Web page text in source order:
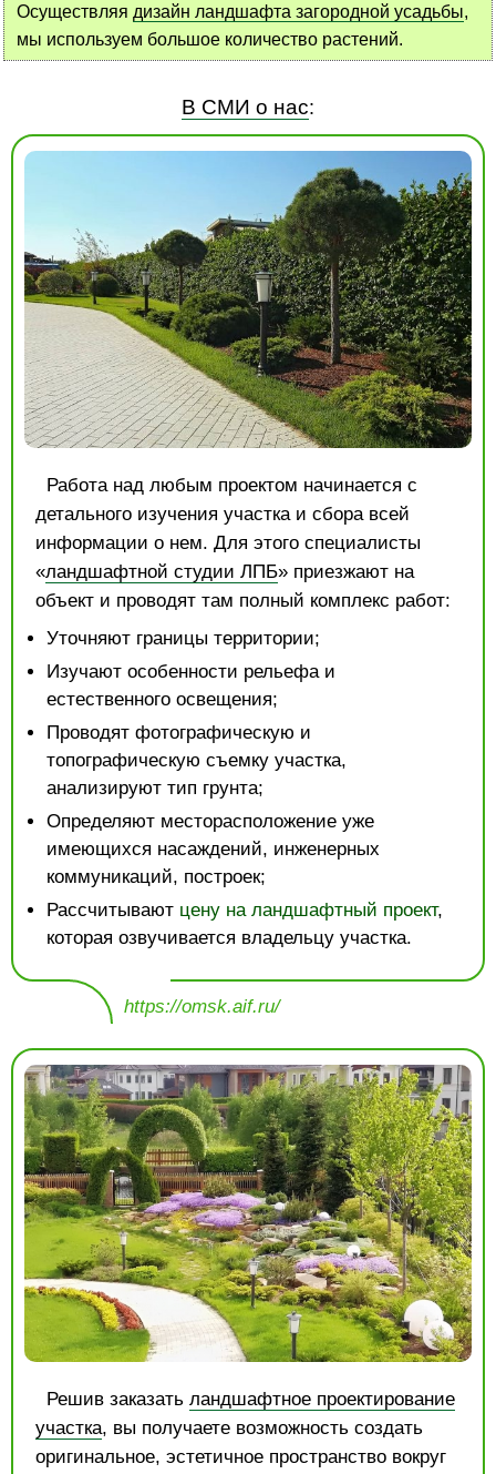
Осуществляя дизайн ландшафта загородной усадьбы,
мы используем большое количество растений.
В СМИ о нас:
Работа над любым проектом начинается с
детального изучения участка и сбора всей
информации о нем. Для этого специалисты
«ландшафтной студии ЛПБ» приезжают на
объект и проводят там полный комплекс работ:
Уточняют границы территории;
Изучают особенности рельефа и
естественного освещения;
Проводят фотографическую и
топографическую съемку участка,
анализируют тип грунта;
Определяют месторасположение уже
имеющихся насаждений, инженерных
коммуникаций, построек;
Рассчитывают цену на ландшафтный проект,
которая озвучивается владельцу участка.
https://omsk.aif.ru/
Решив заказать ландшафтное проектирование
участка, вы получаете возможность создать
оригинальное, эстетичное пространство вокруг